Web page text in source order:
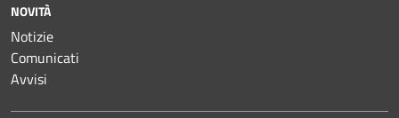
NOVITÀ
Notizie
Comunicati
Avvisi